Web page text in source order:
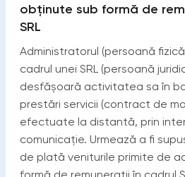
obținute sub formă de
SRL
Administratorul (persoană
cadrul unei SRL (persoană
desfășoară activitatea sa în
prestări servicii (contract de
efectuate la distantă, prin
comunicație. Urmează a fi
de plată veniturile primite de
formă de remunerații în cadrul